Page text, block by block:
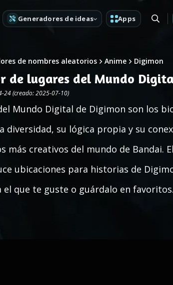
Generadores de ideas Apps
de nombres aleatorios Anime Digimon
de lugares del Mundo
24 (creado: 2025-07-10)
Mundo Digital de Digimon son los
diversidad, su lógica propia y su
más creativos del mundo de Bandai.
ubicaciones para historias de
el que te guste o guárdalo en favoritos.